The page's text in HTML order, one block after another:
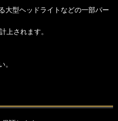
大型ヘッドライトなどの一部パー
上されます。
。